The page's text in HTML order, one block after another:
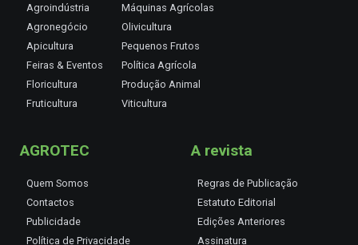
Agroindústria
Agronegócio
Apicultura
Feiras & Eventos
Floricultura
Fruticultura
Máquinas Agrícolas
Olivicultura
Pequenos Frutos
Política Agrícola
Produção Animal
Viticultura
AGROTEC
Quem Somos
Contactos
Publicidade
Política de Privacidade
A revista
Regras de Publicação
Estatuto Editorial
Edições Anteriores
Assinatura